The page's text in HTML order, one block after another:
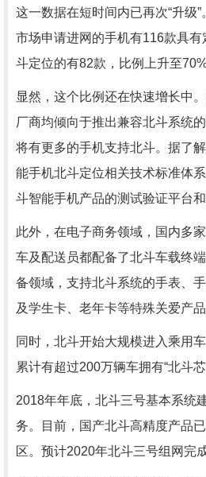
这一数据在短时间内已再次“升级
市场申请进网的手机有116款具
斗定位的有82款，比例上升至70%
显然，这个比例还在快速增长中
厂商均倾向于推出兼容北斗系统
将有更多的手机支持北斗。据了
能手机北斗定位相关技术标准体
斗智能手机产品的测试验证平台
此外，在电子商务领域，国内多
车及配送员都配备了北斗车载终
备领域，支持北斗系统的手表、
及学生卡、老年卡等特殊关爱产品
同时，北斗开始大规模进入乘用
累计有超过200万辆车拥有“北斗芯
2018年年底，北斗三号基本系统
务。目前，国产北斗高精度产品
区。预计2020年北斗三号组网完